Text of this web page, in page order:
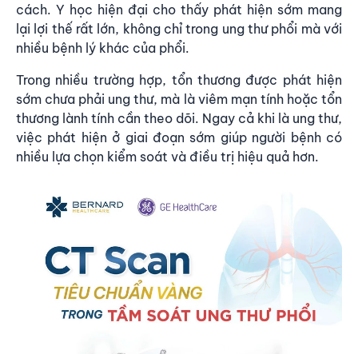
cách. Y học hiện đại cho thấy phát hiện sớm mang
lại lợi thế rất lớn, không chỉ trong ung thư phổi mà với
nhiều bệnh lý khác của phổi.
Trong nhiều trường hợp, tổn thương được phát hiện
sớm chưa phải ung thư, mà là viêm mạn tính hoặc tổn
thương lành tính cần theo dõi. Ngay cả khi là ung thư,
việc phát hiện ở giai đoạn sớm giúp người bệnh có
nhiều lựa chọn kiểm soát và điều trị hiệu quả hơn.